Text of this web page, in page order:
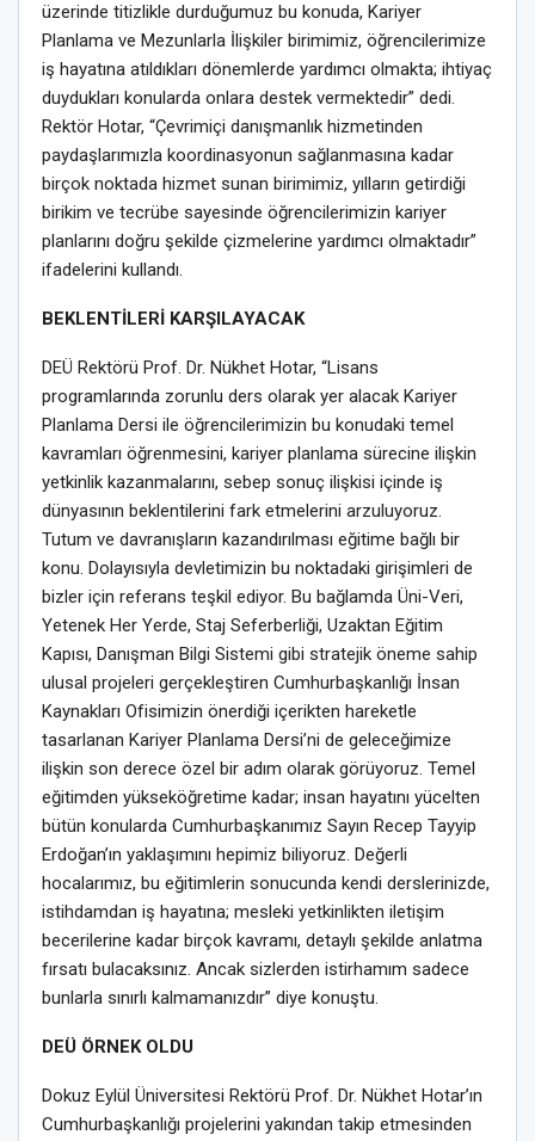
üzerinde titizlikle durduğumuz bu konuda, Kariyer
Planlama ve Mezunlarla İlişkiler birimimiz, öğrencilerimize
iş hayatına atıldıkları dönemlerde yardımcı olmakta; ihtiyaç
duydukları konularda onlara destek vermektedir” dedi.
Rektör Hotar, “Çevrimiçi danışmanlık hizmetinden
paydaşlarımızla koordinasyonun sağlanmasına kadar
birçok noktada hizmet sunan birimimiz, yılların getirdiği
birikim ve tecrübe sayesinde öğrencilerimizin kariyer
planlarını doğru şekilde çizmelerine yardımcı olmaktadır”
ifadelerini kullandı.
BEKLENTİLERİ KARŞILAYACAK
DEÜ Rektörü Prof. Dr. Nükhet Hotar, “Lisans
programlarında zorunlu ders olarak yer alacak Kariyer
Planlama Dersi ile öğrencilerimizin bu konudaki temel
kavramları öğrenmesini, kariyer planlama sürecine ilişkin
yetkinlik kazanmalarını, sebep sonuç ilişkisi içinde iş
dünyasının beklentilerini fark etmelerini arzuluyoruz.
Tutum ve davranışların kazandırılması eğitime bağlı bir
konu. Dolayısıyla devletimizin bu noktadaki girişimleri de
bizler için referans teşkil ediyor. Bu bağlamda Üni-Veri,
Yetenek Her Yerde, Staj Seferberliği, Uzaktan Eğitim
Kapısı, Danışman Bilgi Sistemi gibi stratejik öneme sahip
ulusal projeleri gerçekleştiren Cumhurbaşkanlığı İnsan
Kaynakları Ofisimizin önerdiği içerikten hareketle
tasarlanan Kariyer Planlama Dersi’ni de geleceğimize
ilişkin son derece özel bir adım olarak görüyoruz. Temel
eğitimden yükseköğretime kadar; insan hayatını yücelten
bütün konularda Cumhurbaşkanımız Sayın Recep Tayyip
Erdoğan’ın yaklaşımını hepimiz biliyoruz. Değerli
hocalarımız, bu eğitimlerin sonucunda kendi derslerinizde,
istihdamdan iş hayatına; mesleki yetkinlikten iletişim
becerilerine kadar birçok kavramı, detaylı şekilde anlatma
fırsatı bulacaksınız. Ancak sizlerden istirhamım sadece
bunlarla sınırlı kalmamanızdır” diye konuştu.
DEÜ ÖRNEK OLDU
Dokuz Eylül Üniversitesi Rektörü Prof. Dr. Nükhet Hotar’ın
Cumhurbaşkanlığı projelerini yakından takip etmesinden